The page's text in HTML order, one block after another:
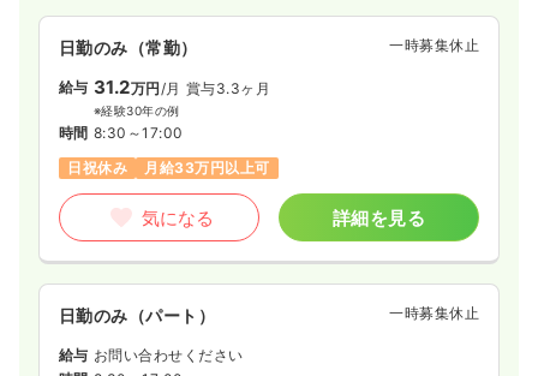
日勤のみ（常勤） 一時募集休止
給与 31.2万円 /月 賞与3.3ヶ月
※経験30年の例
時間 8:30～17:00
日祝休み
月給33万円以上可
気になる 詳細を見る
日勤のみ（パート） 一時募集休止
給与 お問い合わせください